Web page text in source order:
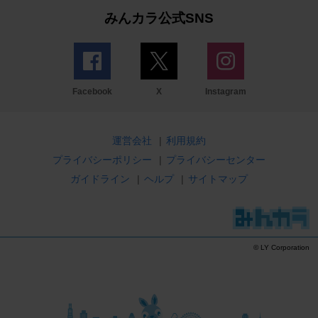
みんカラ公式SNS
Facebook X Instagram
運営会社 | 利用規約
プライバシーポリシー
| プライバシーセンター
ガイドライン
| ヘルプ | サイトマップ
© LY Corporation